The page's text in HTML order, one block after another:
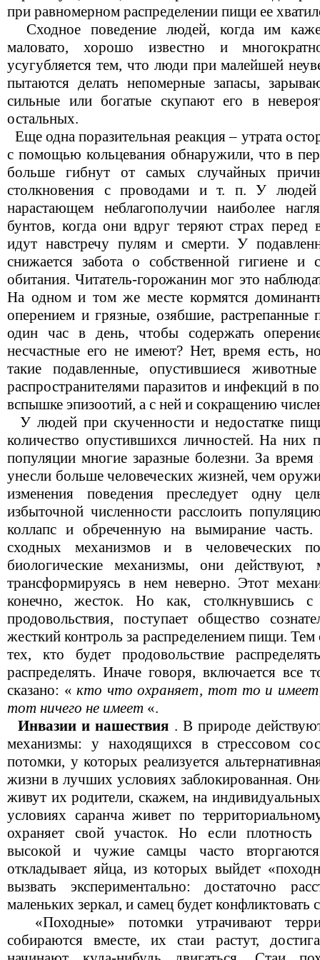
при равномерном распределении пищи ее
Сходное поведение людей, когда им
маловато, хорошо известно и
усугубляется тем, что люди при малейшей
пытаются делать непомерные запасы,
сильные или богатые скупают его в
остальных.
Еще одна поразительная реакция – утрата
с помощью кольцевания обнаружили, что в
больше гибнут от самых случайных
столкновения с проводами и т. п. У людей
нарастающем неблагополучии наиболее
бунтов, когда они вдруг теряют страх перед
идут навстречу пулям и смерти. У
снижается забота о собственной гигиене и
обитания. Читатель-горожанин мог это
На одном и том же месте кормятся
оперением и грязные, озябшие,
один час в день, чтобы содержать
несчастные его не имеют? Нет, время есть,
такие подавленные, опустившиеся
распространителями паразитов и инфекций в
вспышке эпизоотий, а с ней и сокращению
У людей при скученности и недостатке
количество опустившихся личностей. На них
популяции многие заразные болезни. За
унесли больше человеческих жизней, чем
изменения поведения преследует одну
избыточной численности расслоить
коллапс и обреченную на вымирание часть.
сходных механизмов и в человеческих
биологические механизмы, они
трансформируясь в нем неверно. Этот
конечно, жесток. Но как, столкнувшись с
продовольствия, поступает общество
жесткий контроль за распределением пищи. Тем
тех, кто будет продовольствие
распределять. Иначе говоря, включается
сказано: «кто что охраняет, тот то и
тот ничего не имеет «.
Инвазии и нашествия . В природе
механизмы: у находящихся в стрессовом
потомки, у которых реализуется
жизни в лучших условиях заблокированная.
живут их родители, скажем, на
условиях саранча живет по
охраняет свой участок. Но если
высокой и чужие самцы часто
откладывает яйца, из которых выйдет
вызвать экспериментально: достаточно
маленьких зеркал, и самец будет
«Походные» потомки утрачивают
собираются вместе, их стаи растут,